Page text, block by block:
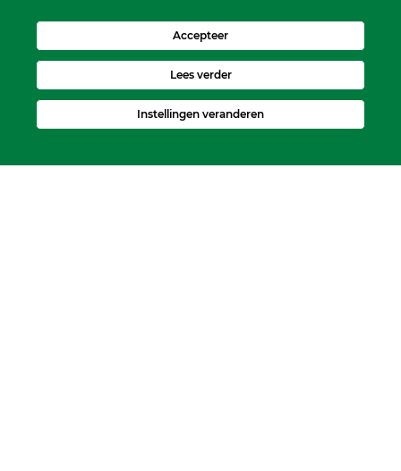
Accepteer
Lees verder
Instellingen veranderen